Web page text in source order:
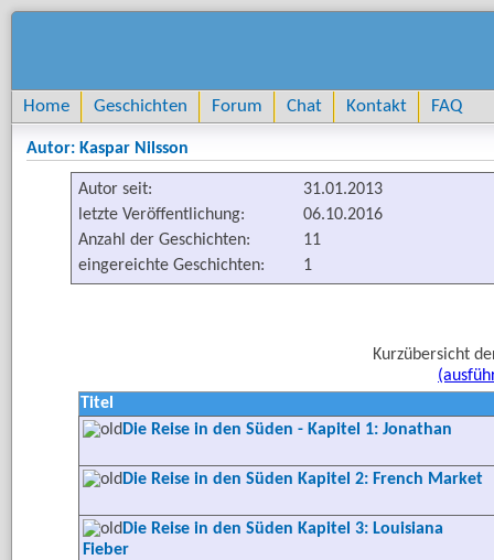
Home Geschichten Forum Chat Kontakt FAQ
Autor: Kaspar Nilsson
Autor seit:
31.01.2013
letzte Veröffentlichung:
06.10.2016
Anzahl der Geschichten:
11
eingereichte Geschichten:
1
Kurzübersicht
Titel
Die Reise in den Süden - Kapitel 1: Jonathan
Die Reise in den Süden Kapitel 2: French Market
Die Reise in den Süden Kapitel 3: Louisiana
Fieber